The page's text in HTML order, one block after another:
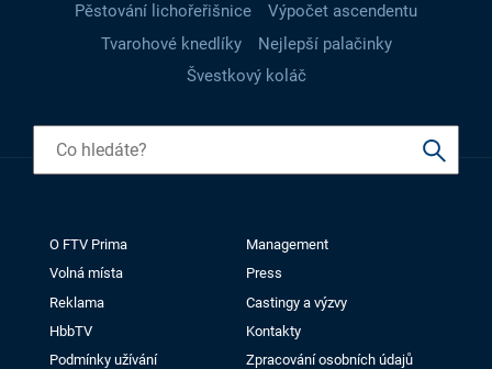
Pěstování lichořeřišnice
Výpočet ascendentu
Tvarohové knedlíky
Nejlepší palačinky
Švestkový koláč
O FTV Prima
Management
Volná místa
Press
Reklama
Castingy a výzvy
HbbTV
Kontakty
Podmínky užívání
Zpracování osobních údajů